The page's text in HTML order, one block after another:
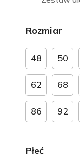
Strefa
Ubranka
Ubranka
Ubranka
Ubranka
dziadka
Ubranka
Rozmiar
48 50
62 68
86 92
Płeć